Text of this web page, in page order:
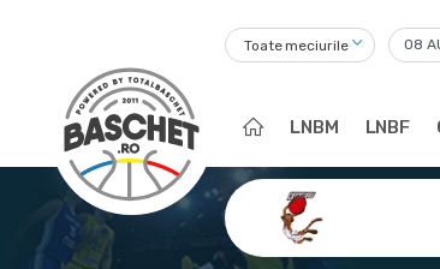
Toate meciurile
LNBM LNBF